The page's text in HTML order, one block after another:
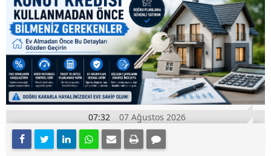
07:32 07 Ağustos 2026